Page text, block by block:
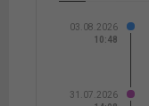
03.08.2026
10:48
31.07.2026